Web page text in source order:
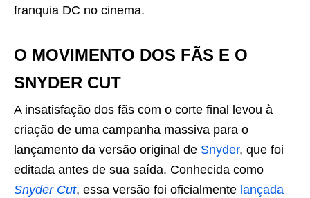
franquia DC no cinema.
O MOVIMENTO DOS FÃS E O
SNYDER CUT
A insatisfação dos fãs com o corte final levou à
criação de uma campanha massiva para o
lançamento da versão original de Snyder, que foi
editada antes de sua saída. Conhecida como
Snyder Cut, essa versão foi oficialmente lançada